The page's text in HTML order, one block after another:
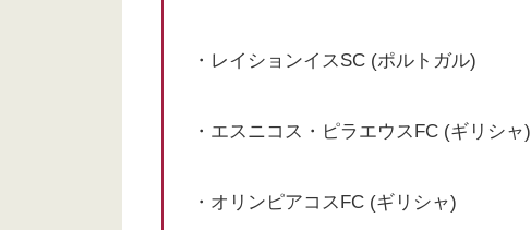
・レイションイスSC (ポルトガル)
・エスニコス・ピラエウスFC (ギリシャ)
・オリンピアコスFC (ギリシャ)